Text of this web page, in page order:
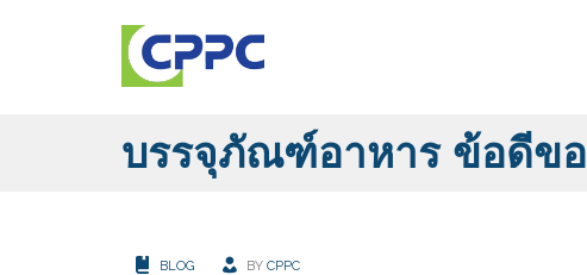
บรรจุภัณฑ์อาหาร ข้อดีขอ
BLOG BY CPPC